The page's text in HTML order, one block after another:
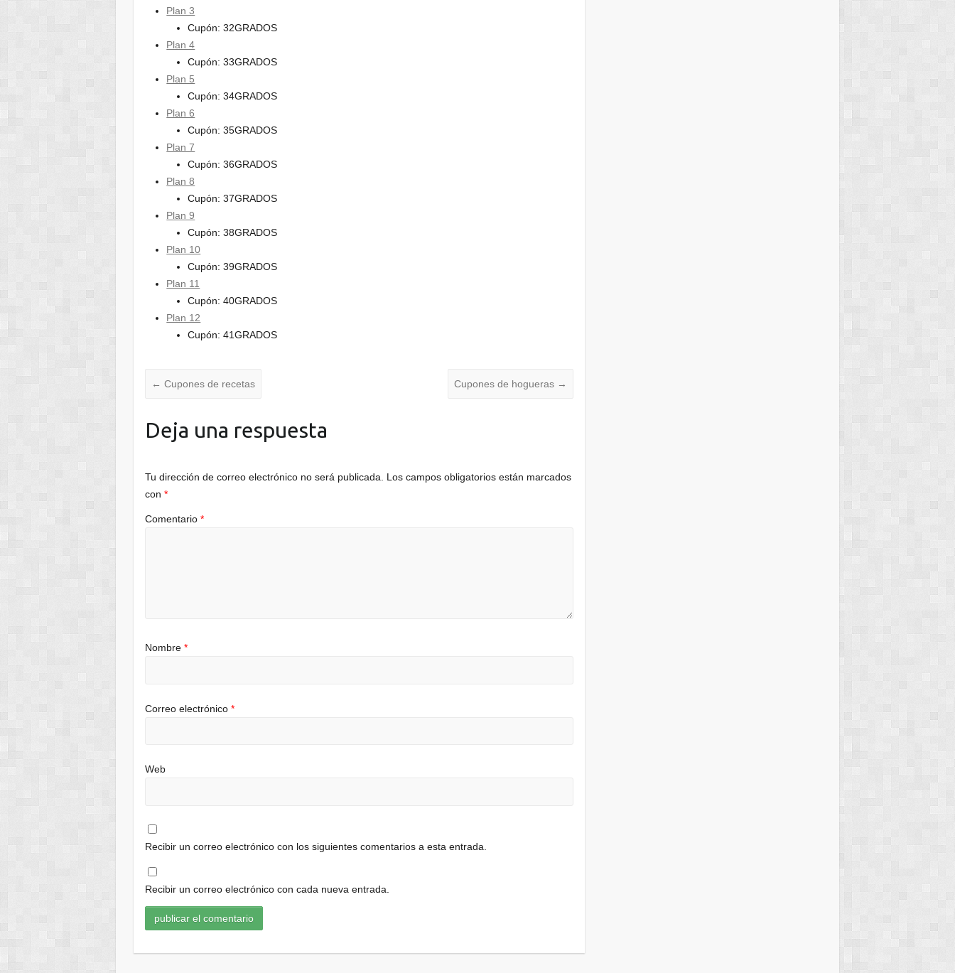
Plan 3
Cupón: 32GRADOS
Plan 4
Cupón: 33GRADOS
Plan 5
Cupón: 34GRADOS
Plan 6
Cupón: 35GRADOS
Plan 7
Cupón: 36GRADOS
Plan 8
Cupón: 37GRADOS
Plan 9
Cupón: 38GRADOS
Plan 10
Cupón: 39GRADOS
Plan 11
Cupón: 40GRADOS
Plan 12
Cupón: 41GRADOS
← Cupones de recetas Cupones de hogueras →
Deja una respuesta
Tu dirección de correo electrónico no será publicada.
Los campos obligatorios están marcados
con*
Comentario*
Nombre*
Correo electrónico*
Web
Recibir un correo electrónico con los siguientes comentarios a esta entrada.
Recibir un correo electrónico con cada nueva entrada.